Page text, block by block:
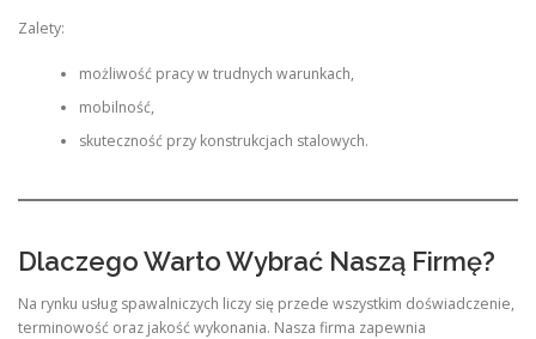
Zalety:
możliwość pracy w trudnych warunkach,
mobilność,
skuteczność przy konstrukcjach stalowych.
Dlaczego Warto Wybrać Naszą Firmę?
Na rynku usług spawalniczych liczy się przede wszystkim doświadczenie,
terminowość oraz jakość wykonania. Nasza firma zapewnia